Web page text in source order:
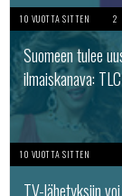
10 VUOTTA SITTEN 2
Suomeen tulee
ilmaiskanava: TLC
10 VUOTTA SITTEN
TV-lähetyksiin